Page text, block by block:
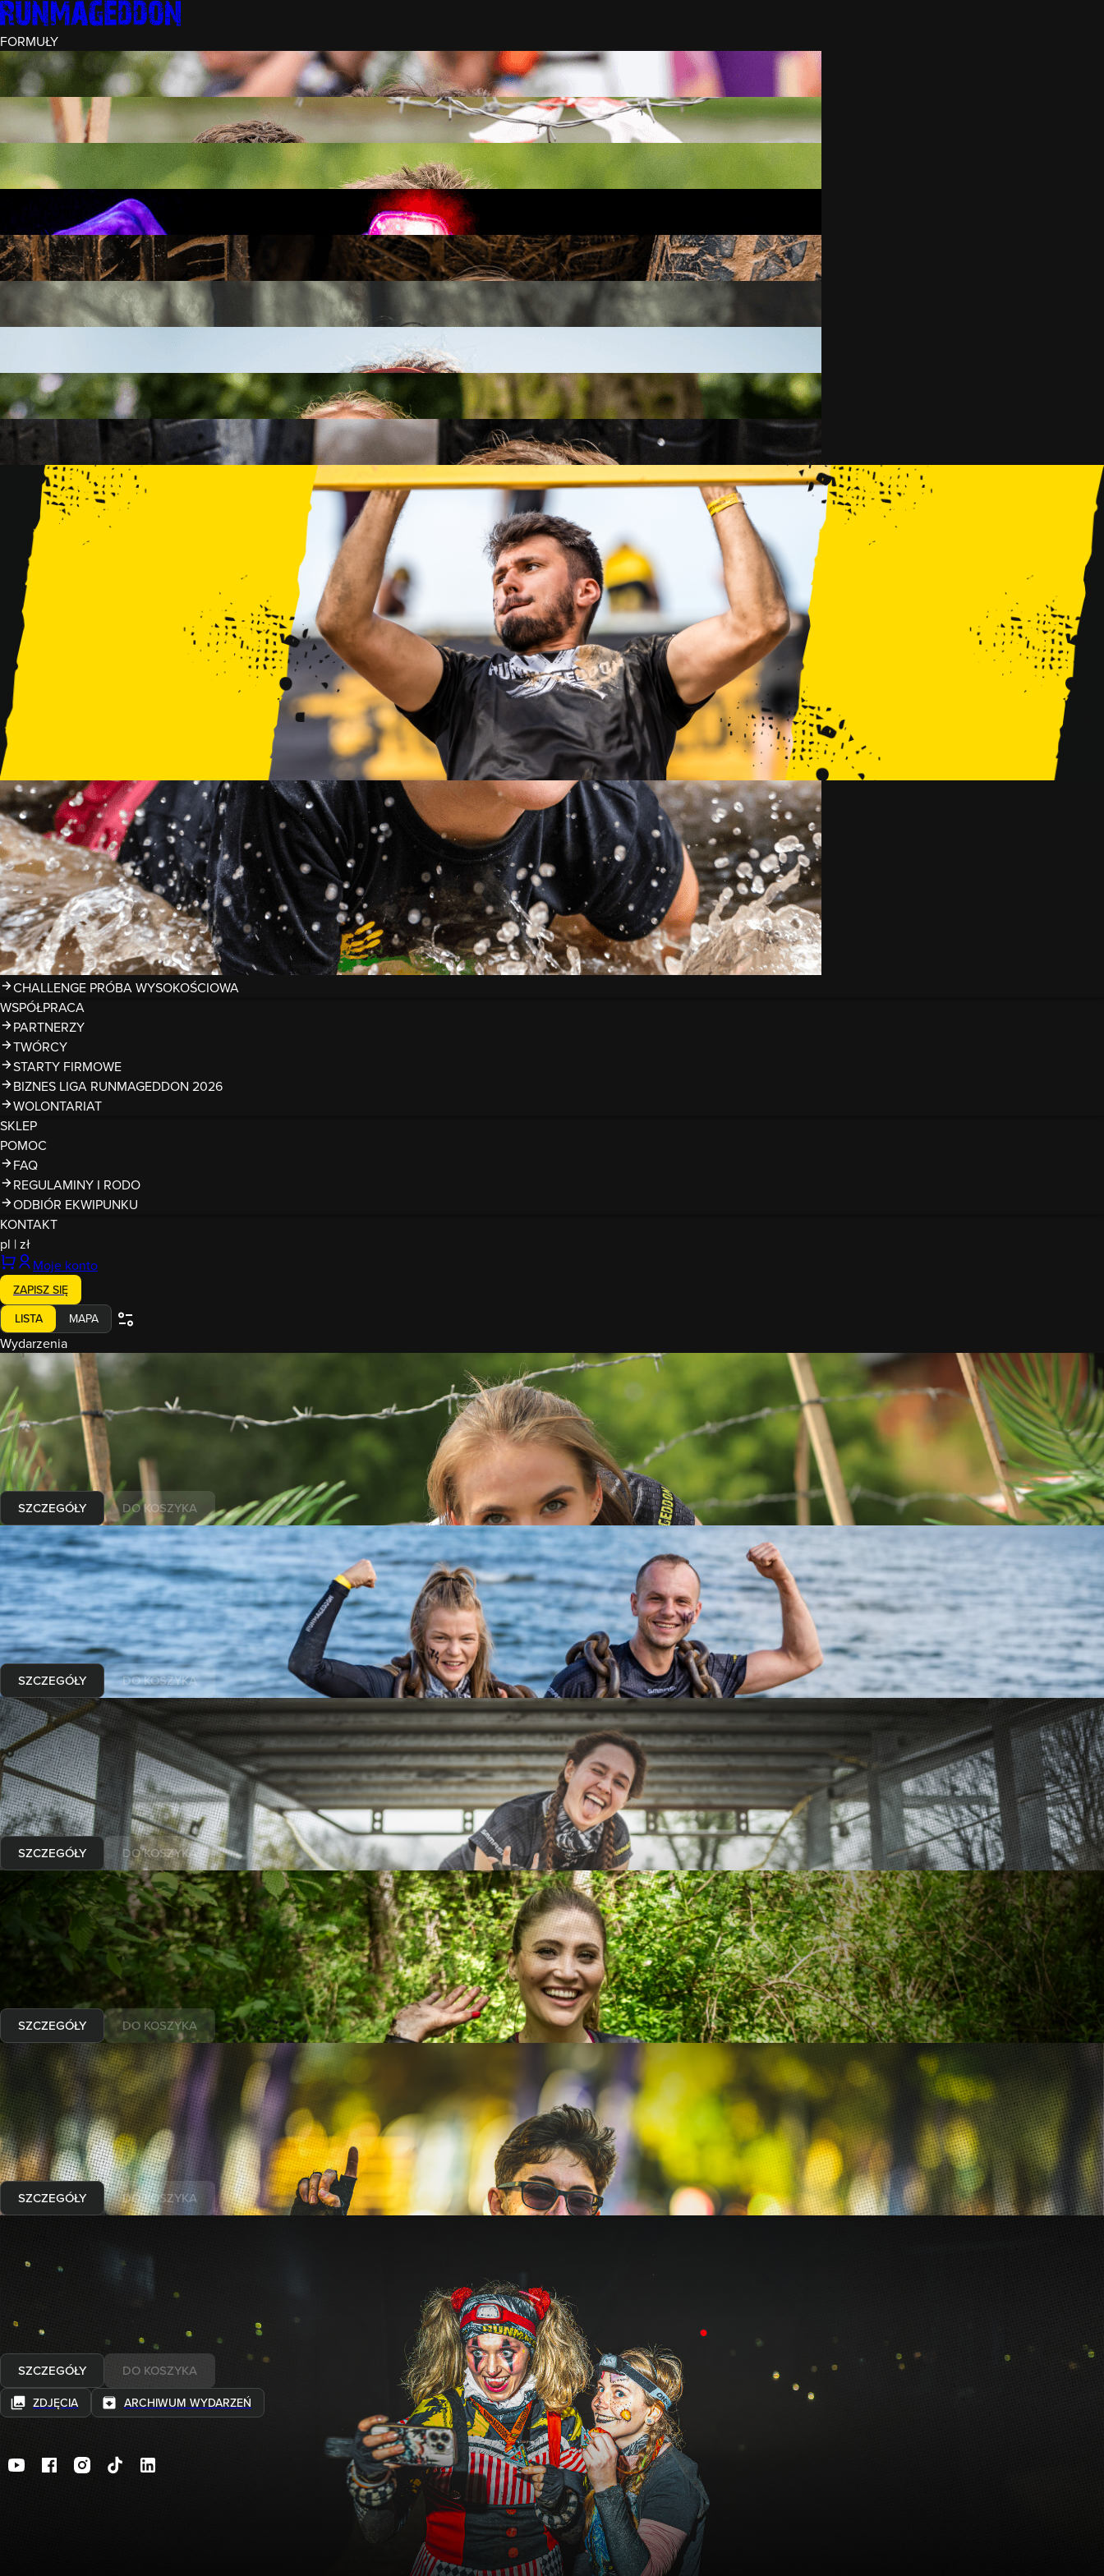
FORMUŁY
INTRO (¼)
15 PRZESZKÓD
3 KM+
REKRUT (½)
30 PRZESZKÓD
RUNMAGEDDON
50 PRZESZKÓD
12 KM+
NOCNY REKRUT (½)
30 PRZESZKÓD
6 KM+
INTRO U-16
15 PRZESZKÓD
3 KM+
RUNMAGEDDON HARDCORE
70 PRZESZKÓD
21 KM+
FAMILY
15 PRZESZKÓD
2 KM+
KIDS
15 PRZESZKÓD
1 KM+
TRENINGI
WYDARZENIA
RUNMAGEDDON LUBLIN ZALEW ZEMBORZYCKI 22/23.08.2026
RUNMAGEDDON ERGO ARENA GDAŃSK/SOPOT 12/13.09.2026
RUNMAGEDDON KIDS: DEMO WARSZAWA 24/26.09.2026
RUNMAGEDDON WROCŁAW KOPALNIA ROLANTOWICE 26/27.09.2026
RUNMAGEDDON WARSZAWA TWIERDZA MODLIN 10/11.10.2026
RUNMAGEDDON JURAPARK BAŁTÓW 24/25.10.2026
RUNMAGEDDON HALLOWEEN WARSZAWA 31.10.2026
TRENINGI
VOUCHERY
DLA ZAWODNIKÓW
ZDJĘCIA
KALENDARZ 2026
WYNIKI
LIGA RUNMAGEDDON 2026
SUPERLIGA RUNMAGEDDON 2026
SUPERLIGA RMG KIDS 2026
KWALIFIKACJE DO MISTRZOSTW EUROPY I ŚWIATA OCR
TROFEA
LEGENDY RUNMAGEDDON
MAGAZYN
CHALLENGE PRÓBA WYSOKOŚCIOWA
WSPÓŁPRACA
PARTNERZY
TWÓRCY
STARTY FIRMOWE
BIZNES LIGA RUNMAGEDDON 2026
WOLONTARIAT
SKLEP
POMOC
FAQ
REGULAMINY I RODO
ODBIÓR EKWIPUNKU
KONTAKT
pl |zł
Moje konto
ZAPISZ SIĘ
LISTA
MAPA
Wydarzenia
22-23.08.2026
Runmageddon
LUBLIN ZALEW ZEMBORZYCKI
Wybierz formułę
od
Najniższa cena z ostatnich 30 dni:
SZCZEGÓŁY DO KOSZYKA
12-13.09.2026
Runmageddon
ERGO ARENA GDAŃSK/SOPOT
Wybierz formułę
od
Najniższa cena z ostatnich 30 dni:
SZCZEGÓŁY DO KOSZYKA
26-27.09.2026
Runmageddon
WROCŁAW KOPALNIA ROLANTOWICE
Wybierz formułę
od
Najniższa cena z ostatnich 30 dni:
SZCZEGÓŁY DO KOSZYKA
10-11.10.2026
Runmageddon
WARSZAWA TWIERDZA MODLIN
Wybierz formułę
Najniższa cena z ostatnich 30 dni:
SZCZEGÓŁY DO KOSZYKA
24-25.10.2026
Runmageddon
JURAPARK BAŁTÓW
Wybierz formułę
od
Najniższa cena z ostatnich 30 dni:
SZCZEGÓŁY DO KOSZYKA
od
Najniższa cena z ostatnich 30 dni:
SZCZEGÓŁY DO KOSZYKA
ZDJĘCIA ARCHIWUM WYDARZEŃ
DLA ZAWODNIKÓW RANKINGI LIGOWE